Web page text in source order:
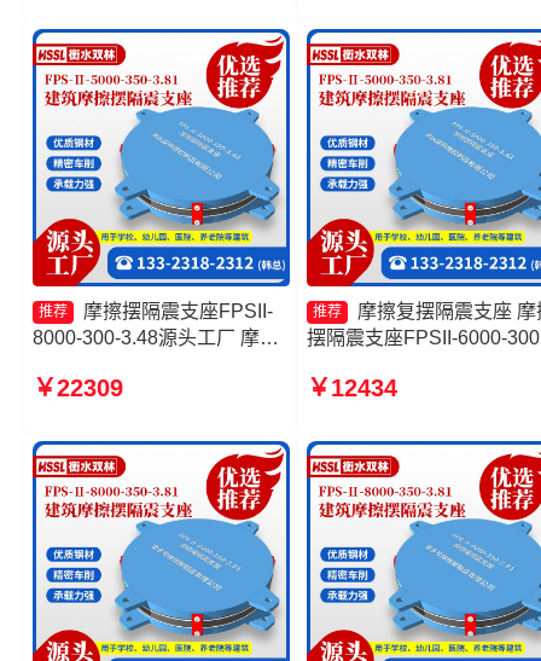
3.81厂家
推荐
摩擦摆隔震支座FPSII-
8000-300-3.48源头工厂 摩擦
厂家 摩擦摆式橡胶隔震支座厂
3000-350-3.81
￥22309
推荐
摩擦复摆隔震支座 摩
摆隔震支座FPSII-6000-
源头工厂 建筑摩擦摆减隔
￥12434